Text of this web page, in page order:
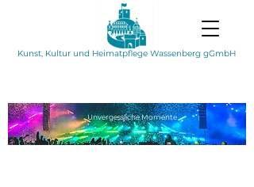
Kunst, Kultur und Heimatpflege Wassenberg gGmbH
UnvergesslicheMomente